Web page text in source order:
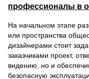
профессионалы в
На начальном этапе
или пространства
дизайнерами стоит
заказчиками проект,
видению, но и
безопасную